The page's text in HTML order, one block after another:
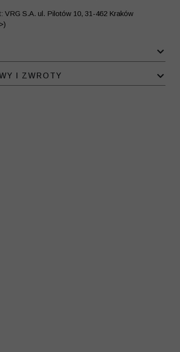
VRG S.A. ul. Pilotów 10, 31-462 Kraków
I ZWROTY